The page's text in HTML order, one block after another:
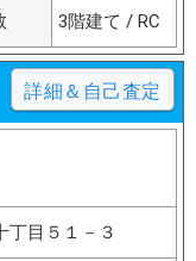
3階建て / RC
詳細＆自己査定
丁目５１－３